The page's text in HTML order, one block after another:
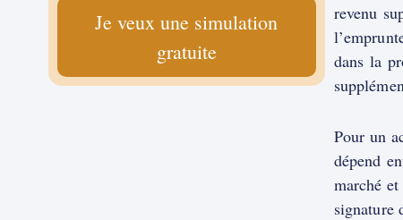
Je veux une simulation
gratuite
revenu
dans la
Pour un
dépend
marché
signature